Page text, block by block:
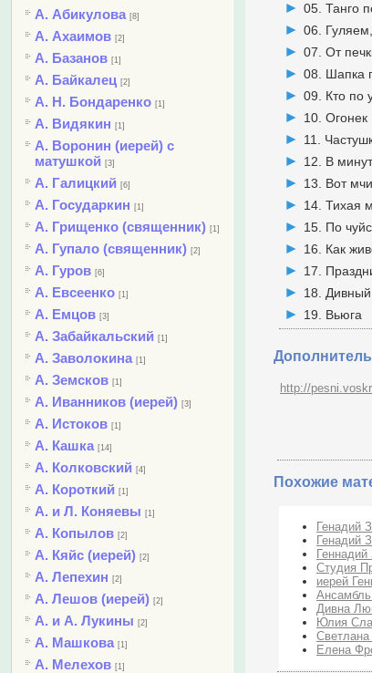
А. Абикулова [8]
А. Ахаимов [2]
А. Базанов [1]
А. Байкалец [2]
А. Н. Бондаренко [1]
А. Видякин [1]
А. Воронин (иерей) с
матушкой [3]
А. Галицкий [6]
А. Государкин [1]
А. Грищенко (священник) [1]
А. Гупало (священник) [2]
А. Гуров [6]
А. Евсеенко [1]
А. Емцов [3]
А. Забайкальский [1]
А. Заволокина [1]
А. Земсков [1]
А. Иванников (иерей) [3]
А. Истоков [1]
А. Кашка [14]
А. Колковский [4]
А. Короткий [1]
А. и Л. Коняевы [1]
А. Копылов [2]
А. Кяйс (иерей) [2]
А. Лепехин [2]
А. Лешов (иерей) [2]
А. и А. Лукины [2]
А. Машкова [1]
А. Мелехов [1]
05. Танго
06.
07. От
08. Шапка
09. Кто по
10. Огонек
11.
12. В
13. Вот
14. Тихая
15. По
16. Как
17.
18.
19. Вьюга
http://
Похожие
Генадий
Генадий
Студия
иерей
Дивна
Юлия
Елена